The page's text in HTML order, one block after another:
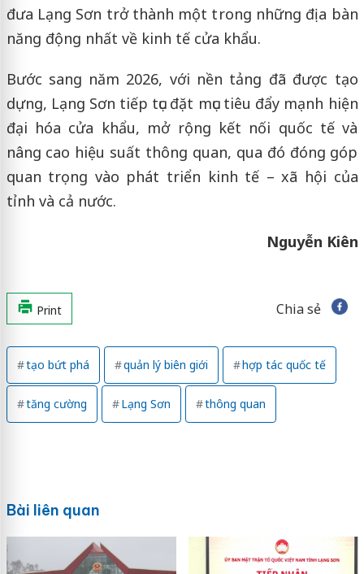
đưa Lạng Sơn trở thành một trong những địa bàn
năng động nhất về kinh tế cửa khẩu.
Bước sang năm 2026, với nền tảng đã được tạo
dựng, Lạng Sơn tiếp tục đặt mục tiêu đẩy mạnh hiện
đại hóa cửa khẩu, mở rộng kết nối quốc tế và
nâng cao hiệu suất thông quan, qua đó đóng góp
quan trọng vào phát triển kinh tế – xã hội của
tỉnh và cả nước.
Nguyễn Kiên
Print Chia sẻ
tạo bứt phá quản lý biên giới hợp tác quốc tế
tăng cường Lạng Sơn thông quan
Bài liên quan